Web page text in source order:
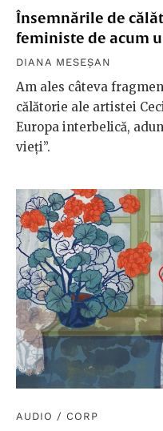
Însemnările de
feministe de acum
DIANA MESEȘAN
Am ales câteva
călătorie ale artistei
Europa interbelică,
vieți”.
AUDIO / CORP